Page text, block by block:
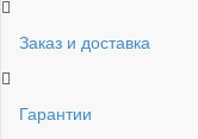
Заказ и доставка
Гарантии